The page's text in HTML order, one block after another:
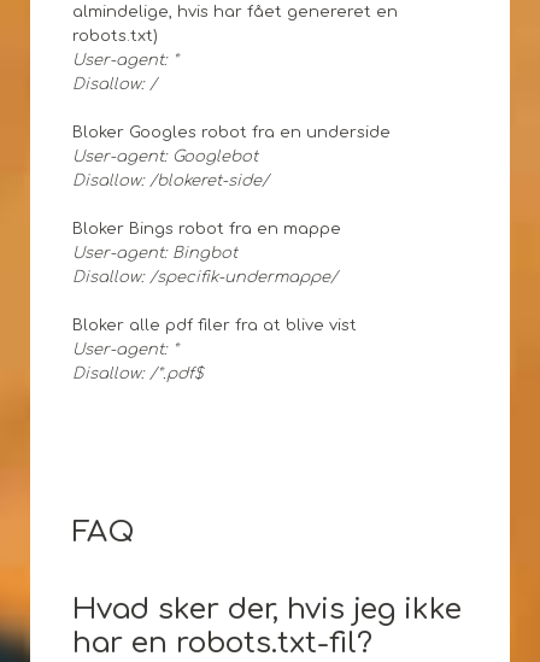
almindelige, hvis har fået genereret en
robots.txt)
User-agent: *
Disallow: /
Bloker Googles robot fra en underside
User-agent: Googlebot
Disallow: /blokeret-side/
Bloker Bings robot fra en mappe
User-agent: Bingbot
Disallow: /specifik-undermappe/
Bloker alle pdf filer fra at blive vist
User-agent: *
Disallow: /*.pdf$
FAQ
Hvad sker der, hvis jeg ikke
har en robots.txt-fil?